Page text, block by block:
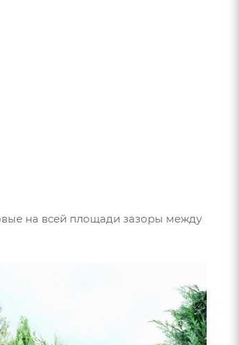
на всей площади зазоры между